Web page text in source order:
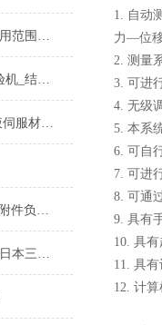
微机伺服万能试验机的应用范围及日常维护
微机伺服万能试验机_试验机_结构简单_使用寿命长
WAW-1000B微机控制电液伺服材料试验机
贵阳直销承载比CBR试验附件负责送货上门
混凝土含气量测定仪采用日本三洋技术
1. 自动
力—位
2. 测量
3. 可进
4. 无级
5. 本系
6. 可自
7. 可进
8. 可通
9. 具有
10. 具
11. 具
12. 计